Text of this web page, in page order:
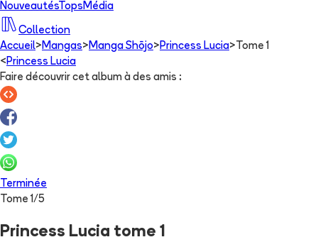
NouveautésTops Média
Collection
Accueil> Mangas> Manga Shōjo> Princess Lucia> Tome 1
< Princess Lucia
Faire découvrir cet album à des amis :
Terminée
Tome1/5
Princess Lucia tome 1